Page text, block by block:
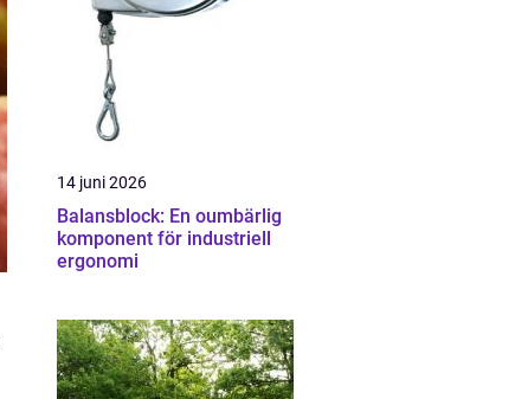
14 juni 2026
Balansblock: En oumbärlig
komponent för industriell
ergonomi